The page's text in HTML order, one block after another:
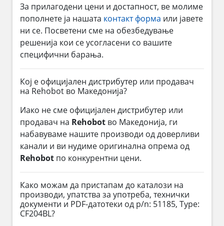
За прилагодени цени и достапност, ве молиме
пополнете ја нашата контакт форма или јавете
ни се. Посветени сме на обезбедување
решенија кои се усогласени со вашите
специфични барања.
Кој е официјален дистрибутер или продавач
на Rehobot во Македонија?
Иако не сме официјален дистрибутер или
продавач на Rehobot во Македонија, ги
набавуваме нашите производи од доверливи
канали и ви нудиме оригинална опрема од
Rehobot по конкурентни цени.
Како можам да пристапам до каталози на
производи, упатства за употреба, технички
документи и PDF-датотеки од p/n: 51185, Type:
CF204BL?